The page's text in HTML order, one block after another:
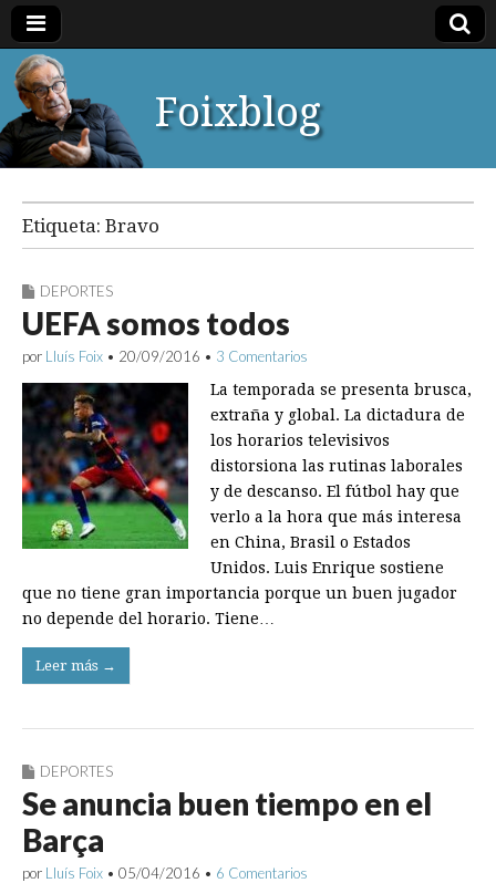
Foixblog
Etiqueta: Bravo
DEPORTES
UEFA somos todos
por Lluís Foix • 20/09/2016 • 3 Comentarios
La temporada se presenta brusca,
extraña y global. La dictadura de
los horarios televisivos
distorsiona las rutinas laborales
y de descanso. El fútbol hay que
verlo a la hora que más interesa
en China, Brasil o Estados
Unidos. Luis Enrique sostiene
que no tiene gran importancia porque un buen jugador
no depende del horario. Tiene…
Leer más →
DEPORTES
Se anuncia buen tiempo en el
Barça
por Lluís Foix • 05/04/2016 • 6 Comentarios